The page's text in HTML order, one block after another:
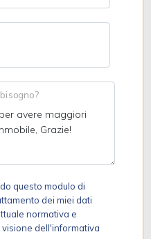
questo modulo di
dei miei dati
normativa e
dell'informativa